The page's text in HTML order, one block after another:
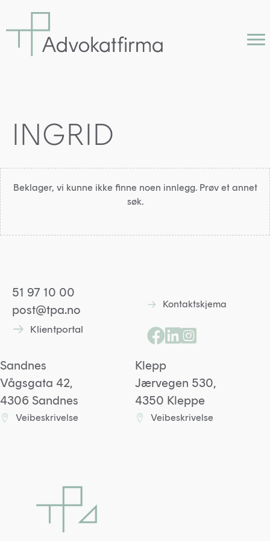
INGRID
Beklager, vi kunne ikke finne noen innlegg. Prøv et annet
søk.
51 97 10 00
post@tpa.no
Lenke til kontaktskjema
Klientportal
Lenke til
Kontaktskjema
Lenke til
Lenke til Linkedin
Lenke til
Sandnes
Vågsgata 42,
4306 Sandnes
Lenke til Sandneskontoret på Google maps
Veibeskrivelse
Klepp
Jærvegen 530,
4350 Kleppe
Lenke til Kleppkontoret
Veibeskrivelse